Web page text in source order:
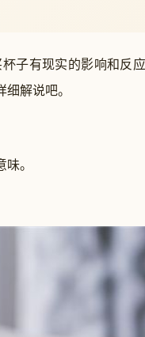
子有现实的影响和反
解说吧。
。